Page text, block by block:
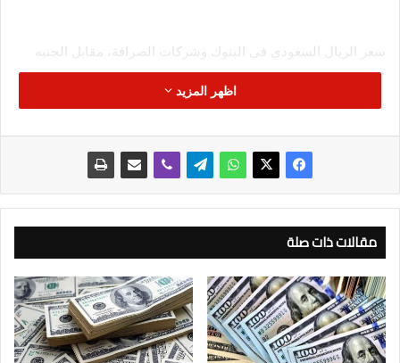
سعر الريال السعودي في البنوك وشركات الصرافة، مقابل الجنيه
المصري داخل البنوك المصرية وشركات الصرافة،اليوم السبت 15
الصرافة لتلبية الطلب على حركة السفر إلى المملكة لأداء مناسك
وجاءت أسعار الريال السعودي مقابل الجنيه المصري داخل البنوك
المصرية وشركات الصرافة، كالتالي .
البنك الأهلي المصري
سجل سعر الريال السعودي في البنك الأهلي المصري 13.43جنيه
للشراء.
اظهر المزيد
مقالات ذات صلة